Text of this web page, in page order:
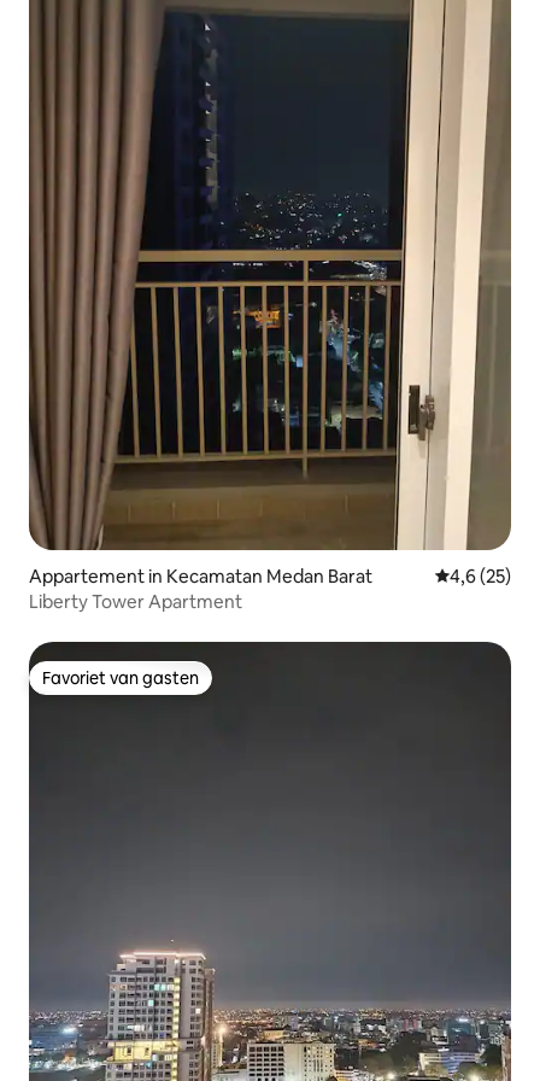
Appartement in Kecamatan Medan Barat
4,6 (25)
Liberty Tower Apartment
Favoriet van gasten
Favoriet van gasten